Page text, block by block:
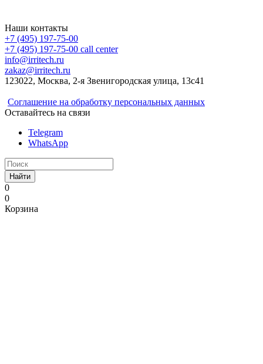
Наши контакты
+7 (495) 197-75-00
+7 (495) 197-75-00 call center
info@irritech.ru
zakaz@irritech.ru
123022, Москва, 2-я Звенигородская улица, 13с41
Соглашение на обработку персональных данных
Оставайтесь на связи
Telegram
WhatsApp
Найти
0
0
Корзина